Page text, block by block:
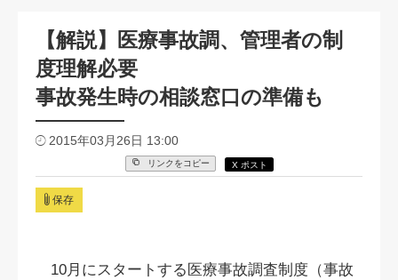
【解説】医療事故調、管理者の制
度理解必要
事故発生時の相談窓口の準備も
2015年03月26日 13:00
リンクをコピー X ポスト
保存
10月にスタートする医療事故調査制度（事故